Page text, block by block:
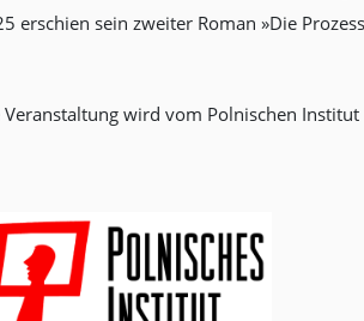
erschien sein zweiter Roman »Die
Veranstaltung wird vom Polnischen